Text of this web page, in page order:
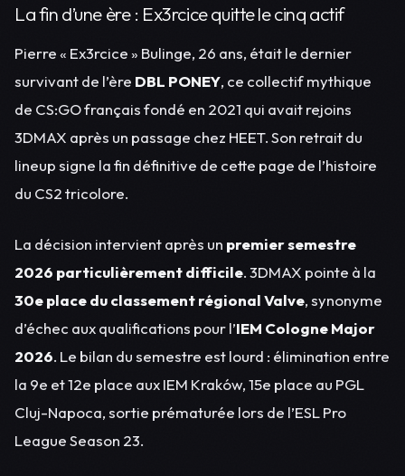
La fin d’une ère : Ex3rcice quitte le cinq actif
Pierre « Ex3rcice » Bulinge, 26 ans, était le dernier
survivant de l’ère DBL PONEY, ce collectif mythique
de CS:GO français fondé en 2021 qui avait rejoins
3DMAX après un passage chez HEET. Son retrait du
lineup signe la fin définitive de cette page de l’histoire
du CS2 tricolore.
La décision intervient après un premier semestre
2026 particulièrement difficile. 3DMAX pointe à la
30e place du classement régional Valve, synonyme
d’échec aux qualifications pour l’IEM Cologne Major
2026. Le bilan du semestre est lourd : élimination entre
la 9e et 12e place aux IEM Kraków, 15e place au PGL
Cluj-Napoca, sortie prématurée lors de l’ESL Pro
League Season 23.